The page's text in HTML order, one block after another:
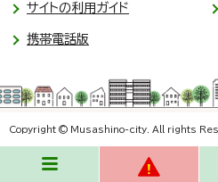
サイトの利用ガイド
携帯電話版
Copyright © Musashino-city. All rights